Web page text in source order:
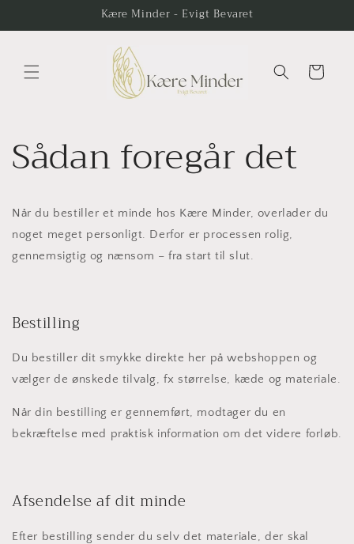
Kære Minder - Evigt Bevaret
Indkøbskurv
Sådan foregår det
Når du bestiller et minde hos Kære Minder, overlader du
noget meget personligt. Derfor er processen rolig,
gennemsigtig og nænsom – fra start til slut.
Bestilling
Du bestiller dit smykke direkte her på webshoppen og
vælger de ønskede tilvalg, fx størrelse, kæde og materiale.
Når din bestilling er gennemført, modtager du en
bekræftelse med praktisk information om det videre forløb.
Afsendelse af dit minde
Efter bestilling sender du selv det materiale, der skal